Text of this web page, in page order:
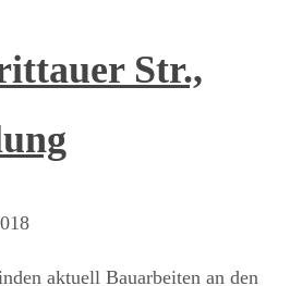
Str.,
aktuell Bauarbeiten an den